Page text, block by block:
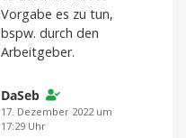
Vorgabe es zu tun,
bspw. durch den
Arbeitgeber.
DaSeb
17. Dezember 2022 um
17:29 Uhr